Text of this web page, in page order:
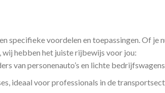
specifieke voordelen en toepassingen. Of je
hebben het juiste rijbewijs voor jou:
van personenauto’s en lichte
ideaal voor professionals in de